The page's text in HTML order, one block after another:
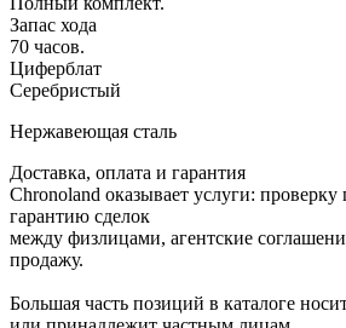
Запас хода
70 часов.
Циферблат
Серебристый
Нержавеющая сталь
Доставка, оплата и гарантия
Chronoland оказывает услуги:
гарантию сделок
между физлицами, агентские
продажу.
Большая часть позиций в каталоге